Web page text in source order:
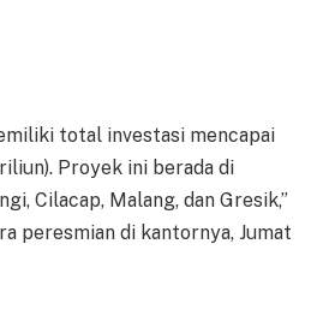
total investasi mencapai
Proyek ini berada di
Cilacap, Malang, dan Gresik,”
peresmian di kantornya, Jumat